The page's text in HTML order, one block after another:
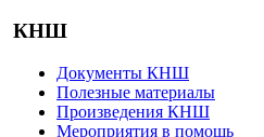
КНШ
Документы КНШ
Полезные материалы
Произведения КНШ
Мероприятия в помощь